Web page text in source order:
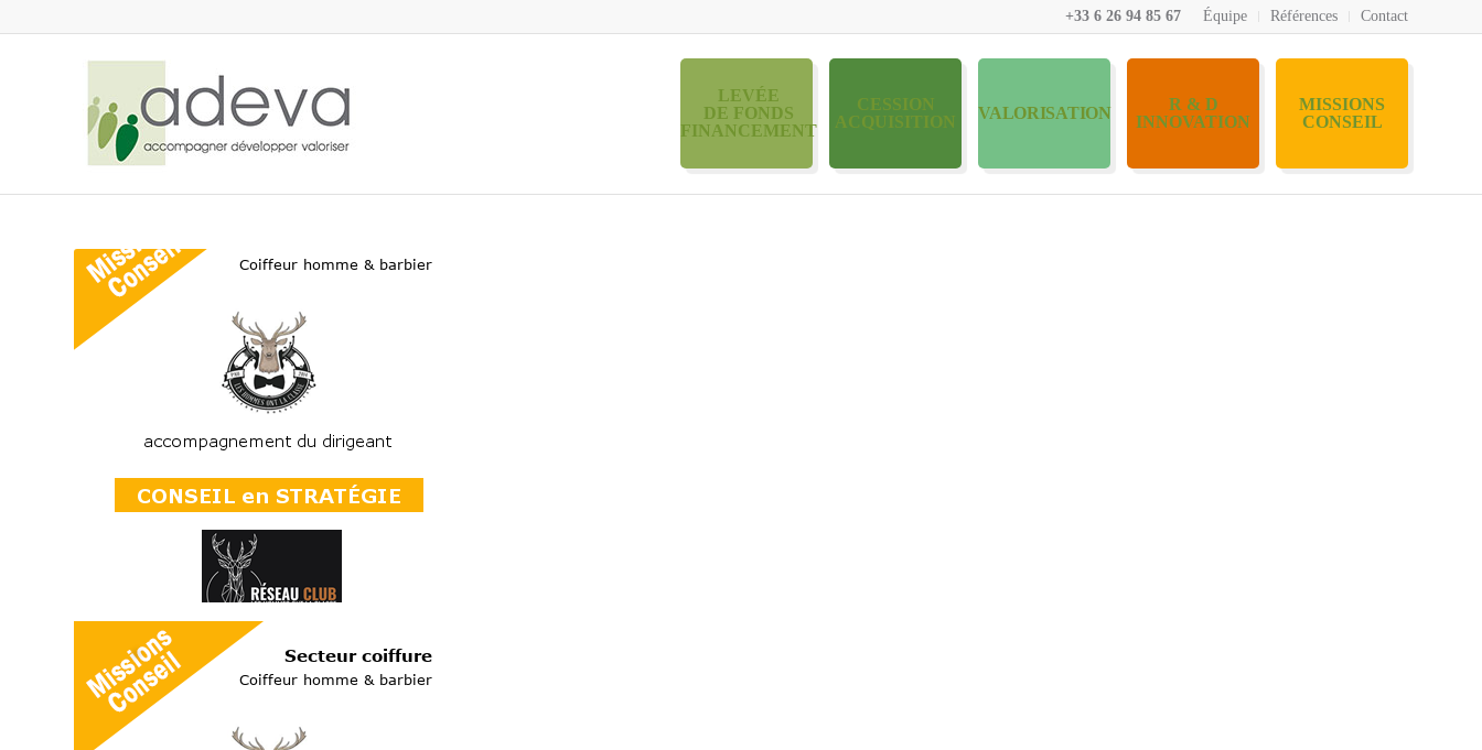
Équipe Références Contact
+33 6 26 94 85 67
LEVÉE
DE FONDS
FINANCEMENT
CESSION
ACQUISITION
VALORISATION
R & D
INNOVATION
MISSIONS
CONSEIL